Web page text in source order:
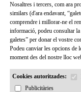
Nosaltres i tercers, com ara
similars (d'ara endavant,
comprendre i millorar-ne el
informació, podeu consultar la
galetes” per donar el vostre
Podeu canviar les opcions de
moment des del nostre lloc
Cookies autoritzades:
Publicitàries